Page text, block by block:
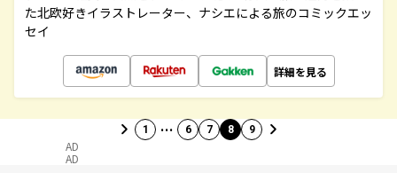
た北欧好きイラストレーター、ナシエによる旅のコミックエッ
セイ
詳細を見る
1 … 6 7 8 9
AD
AD